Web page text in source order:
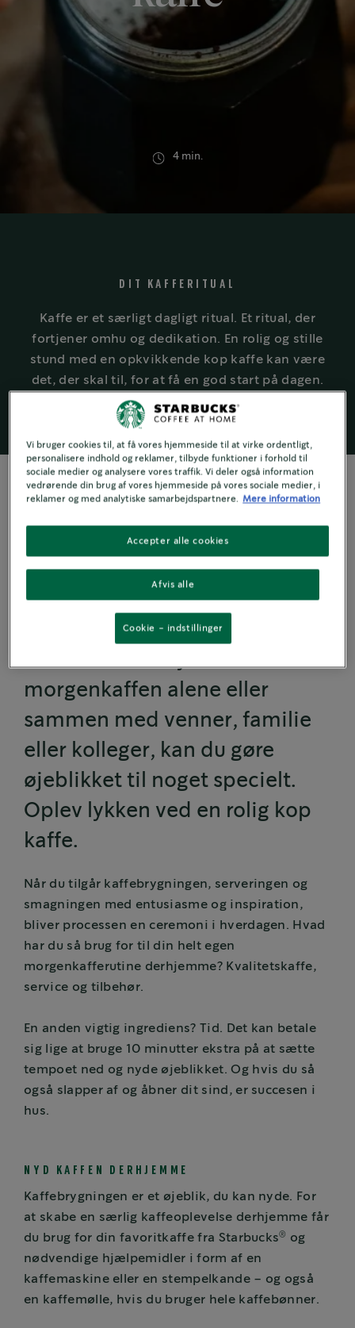
4 min.
DIT KAFFERITUAL
Kaffe er et særligt dagligt ritual. Et ritual, der
fortjener omhu og dedikation. En rolig og stille
stund med en opkvikkende kop kaffe kan være
det, der skal til, for at få en god start på dagen.
LILLE ÆNDRING, STOR EFFEKT
Sådan skaber du et
særligt øjeblik
morgenkaffen alene eller
sammen med venner, familie
eller kolleger, kan du gøre
øjeblikket til noget specielt.
Oplev lykken ved en rolig kop
kaffe.
Når du tilgår kaffebrygningen, serveringen og
smagningen med entusiasme og inspiration,
bliver processen en ceremoni i hverdagen. Hvad
har du så brug for til din helt egen
morgenkafferutine derhjemme? Kvalitetskaffe,
service og tilbehør.
En anden vigtig ingrediens? Tid. Det kan betale
sig lige at bruge 10 minutter ekstra på at sætte
tempoet ned og nyde øjeblikket. Og hvis du så
også slapper af og åbner dit sind, er succesen i
hus.
NYD KAFFEN DERHJEMME
Kaffebrygningen er et øjeblik, du kan nyde. For
at skabe en særlig kaffeoplevelse derhjemme får
du brug for din favoritkaffe fra Starbucks®
og
nødvendige hjælpemidler i form af en
kaffemaskine eller en stempelkande – og også
en kaffemølle, hvis du bruger hele kaffebønner.
Vi bruger cookies til, at få vores hjemmeside til at virke ordentligt,
personalisere indhold og reklamer, tilbyde funktioner i forhold til
sociale medier og analysere vores traffik. Vi deler også information
vedrørende din brug af vores hjemmeside på vores sociale medier, i
reklamer og med analytiske samarbejdspartnere.
Mere information
Afvis alle
Accepter alle cookies
Cookie - indstillinger